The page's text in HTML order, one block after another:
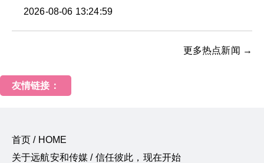
2026-08-06 13:24:59
更多热点新闻 →
友情链接：
首页 / HOME
关于远航安和传媒 / 信任彼此，现在开始